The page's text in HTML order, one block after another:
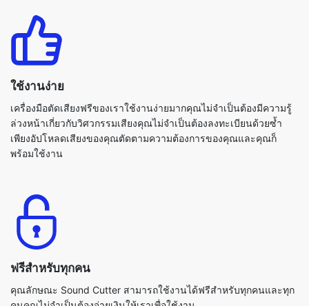
ใช้งานง่าย
เครื่องมือตัดเสียงฟรีของเราใช้งานง่ายมากคุณไม่จำเป็นต้องมีความรู้
ล่วงหน้าเกี่ยวกับวิศวกรรมเสียงคุณไม่จำเป็นต้องลงทะเบียนด้วยซ้ำ
พร้อมใช้งาน
ฟรีสำหรับทุกคน
คุณลักษณะ Sound Cutter สามารถใช้งานได้ฟรีสำหรับทุกคนและทุก
คนคุณไม่จำเป็นต้องจ่ายเงินให้เราเพื่อใช้งาน